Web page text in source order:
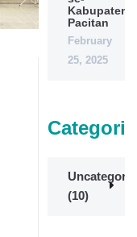
Kabupaten
Pacitan
February
25, 2025
(10)